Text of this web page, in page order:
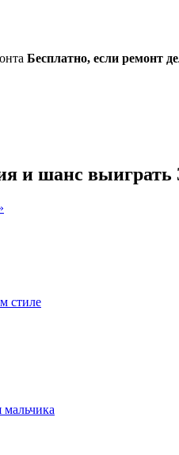
Бесплатно, если ремонт
и шанс выиграть
стиле
мальчика